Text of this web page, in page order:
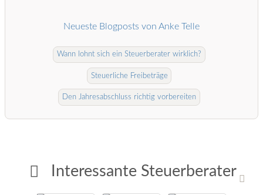
Interessante Steuerberater
Neueste Blogposts von Anke Telle
Wann lohnt sich ein Steuerberater wirklich?
Steuerliche Freibeträge
Den Jahresabschluss richtig vorbereiten